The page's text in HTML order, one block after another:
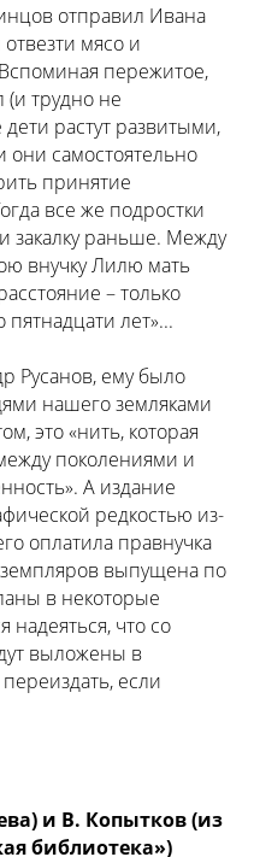
отправил Ивана
мясо и
пережитое,
(и трудно не
растут развитыми,
самостоятельно
принятие
все же подростки
закалку раньше. Между
внучку Лилю мать
– только
лет»...
Русанов, ему было
нашего земляками
это «нить, которая
поколениями и
А издание
редкостью из-
оплатила правнучка
выпущена по
в некоторые
надеяться, что со
выложены в
если
и В. Копытков (из
библиотека»)